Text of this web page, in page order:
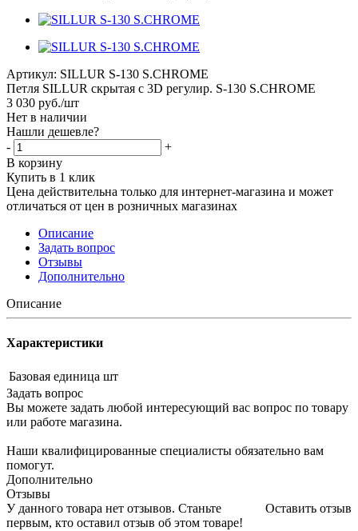
Артикул: SILLUR S-130 S.CHROME
Петля SILLUR скрытая с 3D регулир. S-130 S.CHROME
3 030 руб./шт
Нет в наличии
Нашли дешевле?
-
+
В корзину
Купить в 1 клик
Цена действительна только для интернет-магазина и может
отличаться от цен в розничных магазинах
Описание
Задать вопрос
Отзывы
Дополнительно
Описание
Характеристики
Базовая единица шт
Задать вопрос
Вы можете задать любой интересующий вас вопрос по товару
или работе магазина.
Наши квалифицированные специалисты обязательно вам
помогут.
Дополнительно
Отзывы
Оставить отзыв
У данного товара нет отзывов. Станьте
первым, кто оставил отзыв об этом товаре!